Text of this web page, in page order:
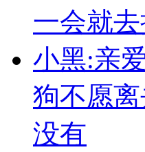
一会就
小黑:亲
狗不愿
没有